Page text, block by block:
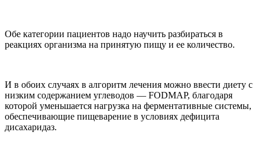
Обе категории пациентов надо научить разбираться в
реакциях организма на принятую пищу и ее количество.
И в обоих случаях в алгоритм лечения можно ввести диету с
низким содержанием углеводов — FODMAP, благодаря
которой уменьшается нагрузка на ферментативные системы,
обеспечивающие пищеварение в условиях дефицита
дисахаридаз.